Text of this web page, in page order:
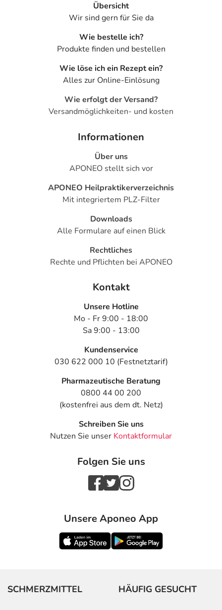
Übersicht
Wir sind gern für Sie da
Wie bestelle ich?
Produkte finden und bestellen
Wie löse ich ein Rezept ein?
Alles zur Online-Einlösung
Wie erfolgt der Versand?
Versandmöglichkeiten- und kosten
Informationen
Über uns
APONEO stellt sich vor
APONEO Heilpraktikerverzeichnis
Mit integriertem PLZ-Filter
Downloads
Alle Formulare auf einen Blick
Rechtliches
Rechte und Pflichten bei APONEO
Kontakt
Unsere Hotline
Mo - Fr 9:00 - 18:00
Sa 9:00 - 13:00
Kundenservice
030 622 000 10 (Festnetztarif)
Pharmazeutische Beratung
0800 44 00 200
(kostenfrei aus dem dt. Netz)
Schreiben Sie uns
Nutzen Sie unser Kontaktformular
Folgen Sie uns
Unsere Aponeo App
SCHMERZMITTEL HÄUFIG GESUCHT